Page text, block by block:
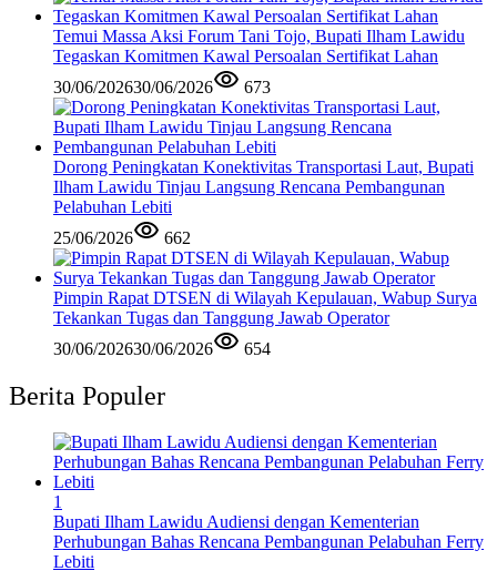
Temui Massa Aksi Forum Tani Tojo, Bupati Ilham Lawidu
Tegaskan Komitmen Kawal Persoalan Sertifikat Lahan
30/06/202630/06/2026 673
Dorong Peningkatan Konektivitas Transportasi Laut, Bupati
Ilham Lawidu Tinjau Langsung Rencana Pembangunan
Pelabuhan Lebiti
25/06/2026
662
Pimpin Rapat DTSEN di Wilayah Kepulauan, Wabup Surya
Tekankan Tugas dan Tanggung Jawab Operator
30/06/202630/06/2026 654
Berita Populer
1
Bupati Ilham Lawidu Audiensi dengan Kementerian
Perhubungan Bahas Rencana Pembangunan Pelabuhan Ferry
Lebiti